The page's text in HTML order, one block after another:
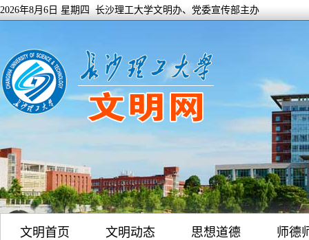
2026年8月6日 星期四 长沙理工大学文明办、党委宣传部主办
文明首页 文明动态 思想道德 师德